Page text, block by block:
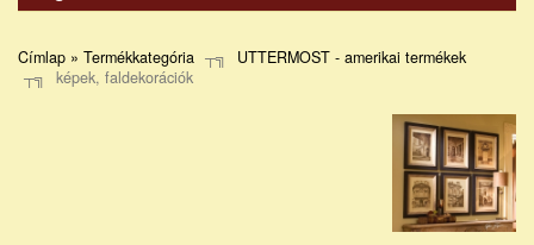
Címlap » Termékkategória
UTTERMOST - amerikai termékek
képek, faldekorációk